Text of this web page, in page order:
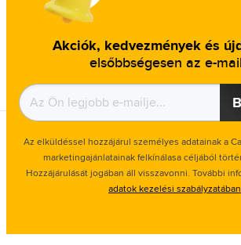
Akciók, kedvezmények és
elsőbbségesen az e-
Az elküldéssel hozzájárul személyes adatainak a
marketingajánlatainak felkínálasa céljából
Hozzájárulását jogában áll visszavonni. További
adatok kezelési szabályzatában